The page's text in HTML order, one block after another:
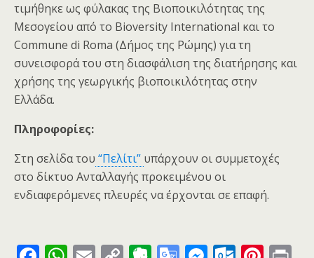
τιμήθηκε ως φύλακας της Βιοποικιλότητας της
Μεσογείου από το Bioversity International και το
Commune di Roma (Δήμος της Ρώμης) για τη
συνεισφορά του στη διασφάλιση της διατήρησης και
χρήσης της γεωργικής βιοποικιλότητας στην
Ελλάδα.
Πληροφορίες:
Στη σελίδα του “Πελίτι” υπάρχουν οι συμμετοχές
στο δίκτυο Ανταλλαγής προκειμένου οι
ενδιαφερόμενες πλευρές να έρχονται σε επαφή.